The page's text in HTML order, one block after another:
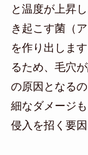
と温度が上昇
き起こす菌（
を作り出しま
るため、毛穴
の原因となる
細なダメージ
侵入を招く要因